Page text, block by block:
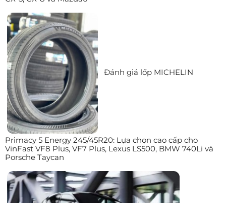
Đánh giá lốp MICHELIN
Primacy 5 Energy 245/45R20: Lựa chọn cao cấp cho
VinFast VF8 Plus, VF7 Plus, Lexus LS500, BMW 740Li và
Porsche Taycan